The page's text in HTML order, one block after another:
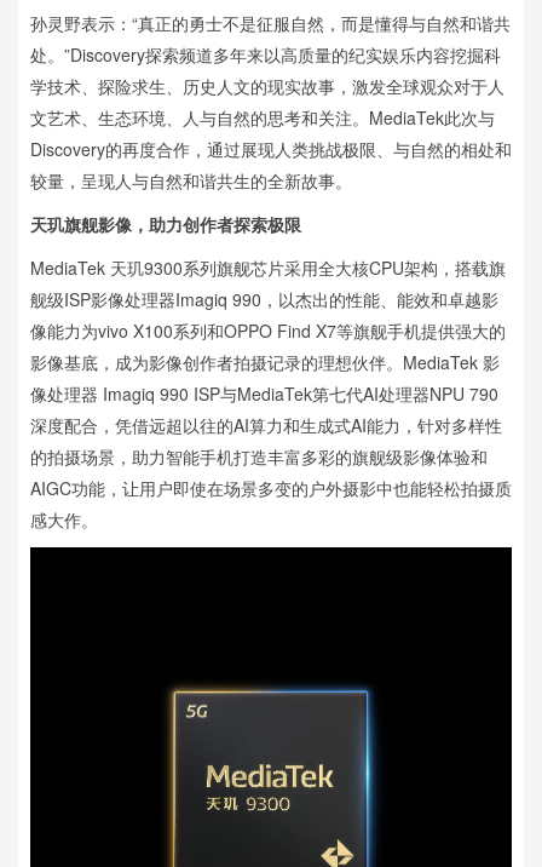
孙灵野表示：“真正的勇士不是征服自然，而是懂得与自然和谐共
处。”Discovery探索频道多年来以高质量的纪实娱乐内容挖掘科
学技术、探险求生、历史人文的现实故事，激发全球观众对于人
文艺术、生态环境、人与自然的思考和关注。MediaTek此次与
Discovery的再度合作，通过展现人类挑战极限、与自然的相处和
较量，呈现人与自然和谐共生的全新故事。
天玑旗舰影像，助力创作者探索极限
MediaTek 天玑9300系列旗舰芯片采用全大核CPU架构，搭载旗
舰级ISP影像处理器Imagiq 990，以杰出的性能、能效和卓越影
像能力为vivo X100系列和OPPO Find X7等旗舰手机提供强大的
影像基底，成为影像创作者拍摄记录的理想伙伴。MediaTek 影
像处理器 Imagiq 990 ISP与MediaTek第七代AI处理器NPU 790
深度配合，凭借远超以往的AI算力和生成式AI能力，针对多样性
的拍摄场景，助力智能手机打造丰富多彩的旗舰级影像体验和
AIGC功能，让用户即使在场景多变的户外摄影中也能轻松拍摄质
感大作。